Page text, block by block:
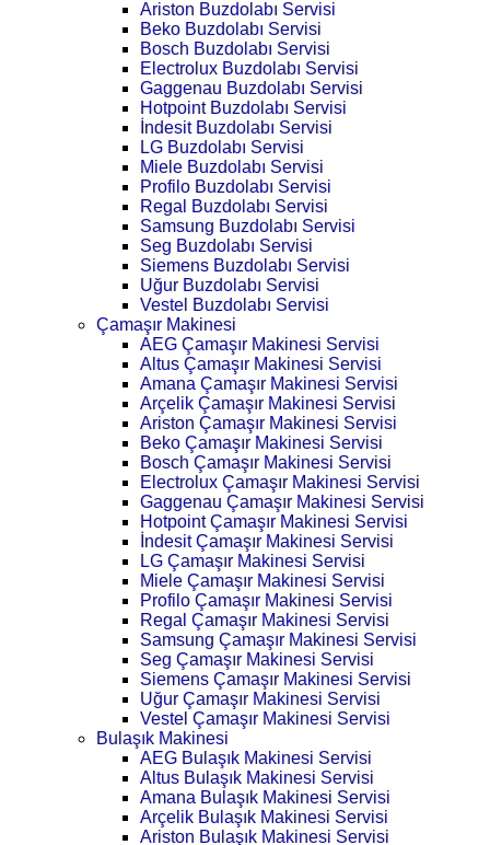
Ariston Buzdolabı Servisi
Beko Buzdolabı Servisi
Bosch Buzdolabı Servisi
Electrolux Buzdolabı Servisi
Gaggenau Buzdolabı Servisi
Hotpoint Buzdolabı Servisi
İndesit Buzdolabı Servisi
LG Buzdolabı Servisi
Miele Buzdolabı Servisi
Profilo Buzdolabı Servisi
Regal Buzdolabı Servisi
Samsung Buzdolabı Servisi
Seg Buzdolabı Servisi
Siemens Buzdolabı Servisi
Uğur Buzdolabı Servisi
Vestel Buzdolabı Servisi
Çamaşır Makinesi
AEG Çamaşır Makinesi Servisi
Altus Çamaşır Makinesi Servisi
Amana Çamaşır Makinesi Servisi
Arçelik Çamaşır Makinesi Servisi
Ariston Çamaşır Makinesi Servisi
Beko Çamaşır Makinesi Servisi
Bosch Çamaşır Makinesi Servisi
Electrolux Çamaşır Makinesi Servisi
Gaggenau Çamaşır Makinesi Servisi
Hotpoint Çamaşır Makinesi Servisi
İndesit Çamaşır Makinesi Servisi
LG Çamaşır Makinesi Servisi
Miele Çamaşır Makinesi Servisi
Profilo Çamaşır Makinesi Servisi
Regal Çamaşır Makinesi Servisi
Samsung Çamaşır Makinesi Servisi
Seg Çamaşır Makinesi Servisi
Siemens Çamaşır Makinesi Servisi
Uğur Çamaşır Makinesi Servisi
Vestel Çamaşır Makinesi Servisi
Bulaşık Makinesi
AEG Bulaşık Makinesi Servisi
Altus Bulaşık Makinesi Servisi
Amana Bulaşık Makinesi Servisi
Arçelik Bulaşık Makinesi Servisi
Ariston Bulaşık Makinesi Servisi